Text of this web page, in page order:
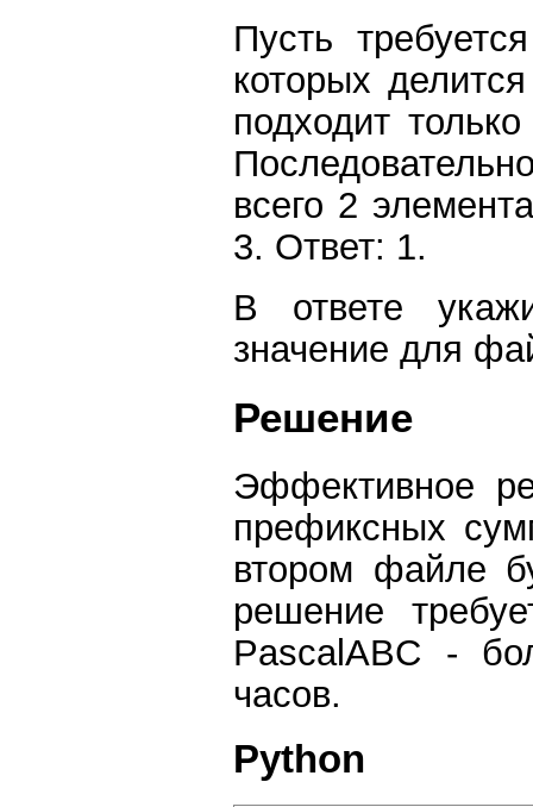
Пусть
которых
подходит
всего 2
3. Ответ: 1.
В ответе
значение для
Решение
Эффективное
префиксных
втором файле
решение
PascalABC -
часов.
Python